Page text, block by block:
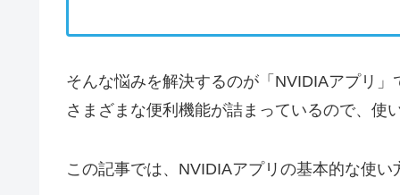
そんな悩みを解決するのが「NVIDIAアプリ
さまざまな便利機能が詰まっているので、使
この記事では、NVIDIAアプリの基本的な使